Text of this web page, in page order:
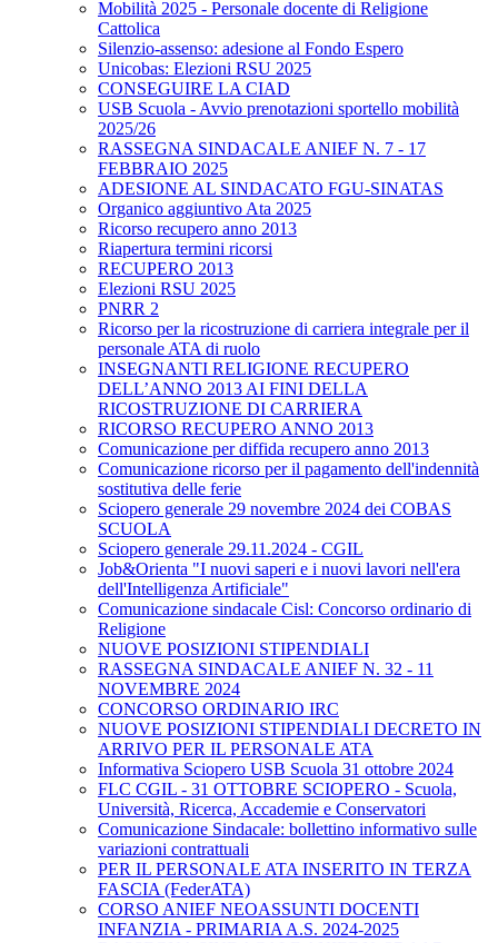
Mobilità 2025 - Personale docente di Religione
Cattolica
Silenzio-assenso: adesione al Fondo Espero
Unicobas: Elezioni RSU 2025
CONSEGUIRE LA CIAD
USB Scuola - Avvio prenotazioni sportello mobilità
2025/26
RASSEGNA SINDACALE ANIEF N. 7 - 17
FEBBRAIO 2025
ADESIONE AL SINDACATO FGU-SINATAS
Organico aggiuntivo Ata 2025
Ricorso recupero anno 2013
Riapertura termini ricorsi
RECUPERO 2013
Elezioni RSU 2025
PNRR 2
Ricorso per la ricostruzione di carriera integrale per il
personale ATA di ruolo
INSEGNANTI RELIGIONE RECUPERO
DELL’ANNO 2013 AI FINI DELLA
RICOSTRUZIONE DI CARRIERA
RICORSO RECUPERO ANNO 2013
Comunicazione per diffida recupero anno 2013
Comunicazione ricorso per il pagamento dell'indennità
sostitutiva delle ferie
Sciopero generale 29 novembre 2024 dei COBAS
SCUOLA
Sciopero generale 29.11.2024 - CGIL
Job&Orienta "I nuovi saperi e i nuovi lavori nell'era
dell'Intelligenza Artificiale"
Comunicazione sindacale Cisl: Concorso ordinario di
Religione
NUOVE POSIZIONI STIPENDIALI
RASSEGNA SINDACALE ANIEF N. 32 - 11
NOVEMBRE 2024
CONCORSO ORDINARIO IRC
NUOVE POSIZIONI STIPENDIALI DECRETO IN
ARRIVO PER IL PERSONALE ATA
Informativa Sciopero USB Scuola 31 ottobre 2024
FLC CGIL - 31 OTTOBRE SCIOPERO - Scuola,
Università, Ricerca, Accademie e Conservatori
Comunicazione Sindacale: bollettino informativo sulle
variazioni contrattuali
PER IL PERSONALE ATA INSERITO IN TERZA
FASCIA (FederATA)
CORSO ANIEF NEOASSUNTI DOCENTI
INFANZIA - PRIMARIA A.S. 2024-2025